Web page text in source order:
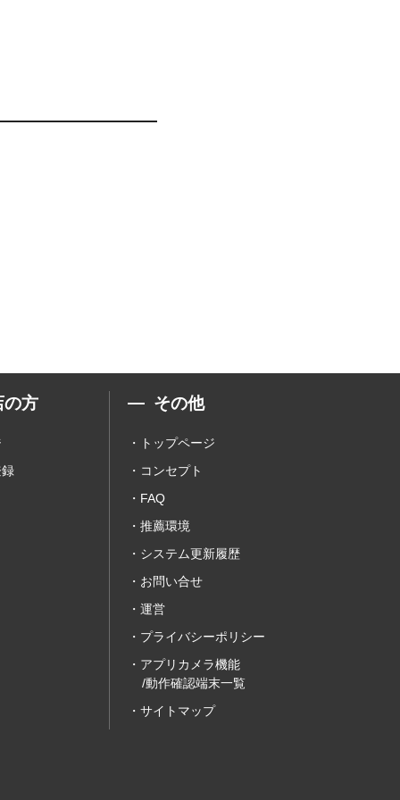
の方 その他
トップページ
コンセプト
FAQ
推薦環境
システム更新履歴
お問い合せ
運営
プライバシーポリシー
アプリカメラ機能
/動作確認端末一覧
サイトマップ